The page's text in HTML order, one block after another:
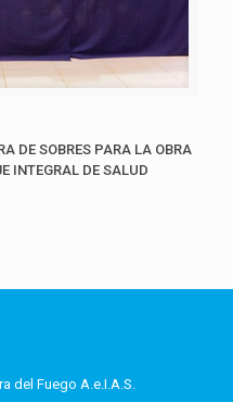
DE SOBRES PARA LA OBRA
INTEGRAL DE SALUD
del Fuego A.e.I.A.S.